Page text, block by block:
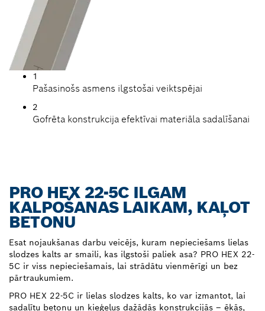
1
Pašasinošs asmens ilgstošai veiktspējai
2
Gofrēta konstrukcija efektīvai materiāla sadalīšanai
PRO HEX 22-5C ILGAM
KALPOŠANAS LAIKAM, KAĻOT
BETONU
Esat nojaukšanas darbu veicējs, kuram nepieciešams lielas
slodzes kalts ar smaili, kas ilgstoši paliek asa? PRO HEX 22-
5C ir viss nepieciešamais, lai strādātu vienmērīgi un bez
pārtraukumiem.
PRO HEX 22-5C ir lielas slodzes kalts, ko var izmantot, lai
sadalītu betonu un ķieģeļus dažādās konstrukcijās – ēkās,